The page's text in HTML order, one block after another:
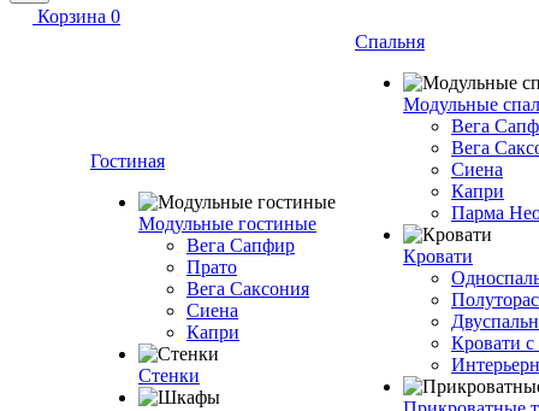
Корзина 0
Гостиная
Модульные гостиные
Вега Сапфир
Прато
Вега Саксония
Сиена
Капри
Стенки
Спальня
Модульные
Вега
Вега
Сиена
Капри
Парма
Кровати
Кровати